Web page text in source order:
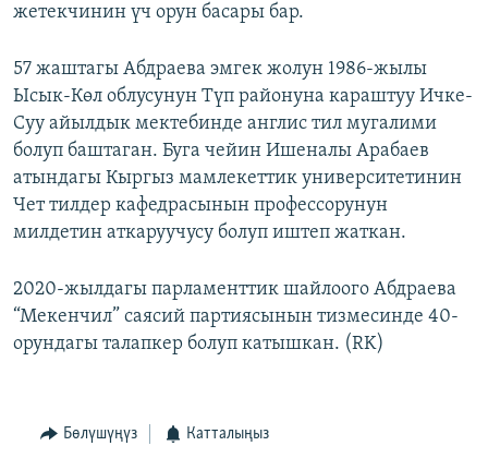
жетекчинин үч орун басары бар.
57 жаштагы Абдраева эмгек жолун 1986-жылы
Ысык-Көл облусунун Түп районуна караштуу Ичке-
Суу айылдык мектебинде англис тил мугалими
болуп баштаган. Буга чейин Ишеналы Арабаев
атындагы Кыргыз мамлекеттик университетинин
Чет тилдер кафедрасынын профессорунун
милдетин аткаруучусу болуп иштеп жаткан.
2020-жылдагы парламенттик шайлоого Абдраева
“Мекенчил” саясий партиясынын тизмесинде 40-
орундагы талапкер болуп катышкан. (RK)
Бөлүшүңүз Катталыңыз